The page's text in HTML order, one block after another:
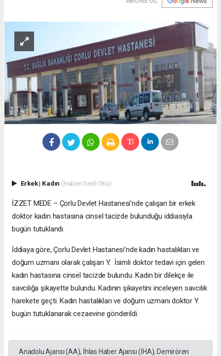
Erkek| Kadın (Haberi Sesli Oku)
İZZET MEDE – Çorlu Devlet Hastanesi’nde çalışan bir erkek
doktor kadın hastasına cinsel tacizde bulunduğu iddiasıyla
bugün tutuklandı.
İddiaya göre, Çorlu Devlet Hastanesi’nde kadın hastalıkları ve
doğum uzmanı olarak çalışan Y. İsimli doktor tedavi için gelen
kadın hastasına cinsel tacizde bulundu. Kadın bir dilekçe ile
savcılığa şikayette bulundu. Kadının şikayetini inceleyen savcılık
harekete geçti. Kadın hastalıkları ve doğum uzmanı doktor Y.
bugün tutuklanarak cezaevine gönderildi.
Anadolu Ajansı (AA), İhlas Haber Ajansı (İHA), Demirören